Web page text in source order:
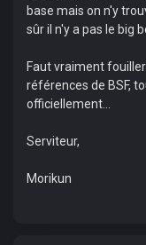
base mais on n'y
sûr il n'y a pas le big
Faut vraiment
références de BSF,
officiellement...
Serviteur,
Morikun